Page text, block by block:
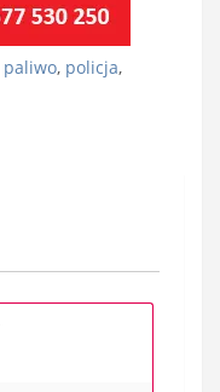
paliwo, policja,